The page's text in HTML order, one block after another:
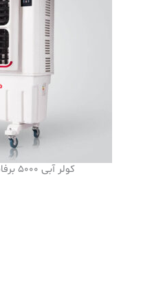
کولر آبی 5000 برفاب مدل BF5O